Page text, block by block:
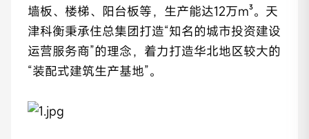
墙板、楼梯、阳台板等，生产能达12万m³。天
津科衡秉承住总集团打造“知名的城市投资建设
运营服务商”的理念，着力打造华北地区较大的
“装配式建筑生产基地”。